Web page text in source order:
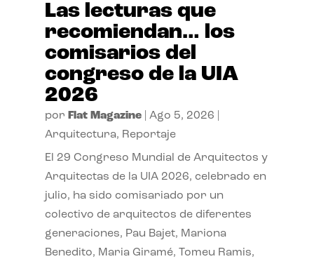
Las lecturas que
recomiendan… los
comisarios del
congreso de la UIA
2026
por Flat Magazine| Ago 5, 2026
Arquitectura, Reportaje
El 29 Congreso Mundial de Arquitectos y
Arquitectas de la UIA 2026, celebrado en
julio, ha sido comisariado por un
colectivo de arquitectos de diferentes
generaciones, Pau Bajet, Mariona
Benedito, Maria Giramé, Tomeu Ramis,